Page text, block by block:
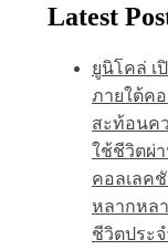
Latest
ยูนิโคล่ เปิ
ภายใต้คอ
สะท้อนค
ใช้ชีวิตผ่
คอลเลค
หลากหล
ชีวิตประ